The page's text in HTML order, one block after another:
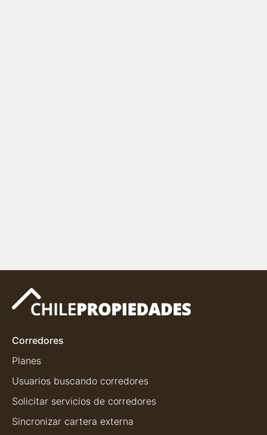
Corredores
Planes
Usuarios buscando corredores
Solicitar servicios de corredores
Sincronizar cartera externa